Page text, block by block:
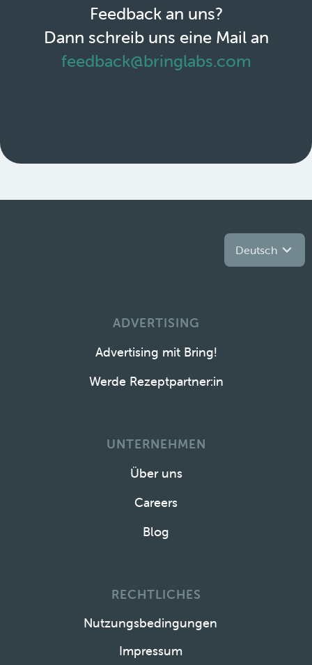
Feedback an uns?
Dann schreib uns eine Mail an
feedback@bringlabs.com
Deutsch
ADVERTISING
Advertising mit Bring!
Werde Rezeptpartner:in
UNTERNEHMEN
Über uns
Careers
Blog
RECHTLICHES
Nutzungsbedingungen
Impressum